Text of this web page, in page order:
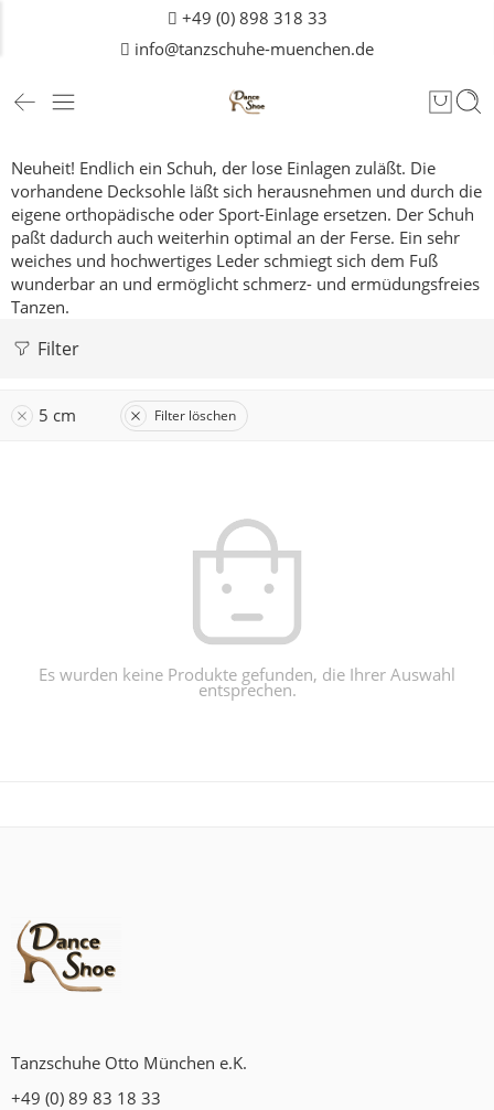
+49 (0) 898 318 33
info@tanzschuhe-muenchen.de
Neuheit! Endlich ein Schuh, der lose Einlagen zuläßt. Die
vorhandene Decksohle läßt sich herausnehmen und durch die
eigene orthopädische oder Sport-Einlage ersetzen. Der Schuh
paßt dadurch auch weiterhin optimal an der Ferse. Ein sehr
weiches und hochwertiges Leder schmiegt sich dem Fuß
wunderbar an und ermöglicht schmerz- und ermüdungsfreies
Tanzen.
Filter
5 cm Filter löschen
Es wurden keine Produkte gefunden, die Ihrer Auswahl
entsprechen.
Tanzschuhe Otto München e.K.
+49 (0) 89 83 18 33